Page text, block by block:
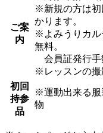
ご案
内
※新規の方は初
かります。
※よみうりカル
無料。
会員証発行手
※レッスンの撮
初回
持参
品
※運動出来る服
物